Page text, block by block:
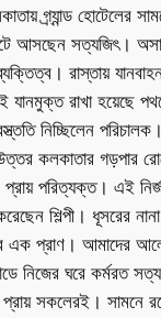
গ্র্যান্ড হোটেলের
আসছেন সত্যজিৎ।
রাস্তায়
যানমুক্ত রাখা হয়েছে
নিচ্ছিলেন
কলকাতার গড়পার
পরিত্যক্ত। এই
শিল্পী। ধূসরের
এক প্রাণ। আমাদের
নিজের ঘরে কর্মরত
প্রায় সকলেরই। সামনে